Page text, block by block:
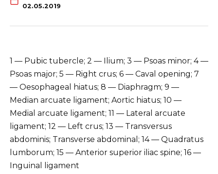
02.05.2019
1 — Pubic tubercle; 2 — Ilium; 3 — Psoas minor; 4 —
Psoas major; 5 — Right crus; 6 — Caval opening; 7
— Oesophageal hiatus; 8 — Diaphragm; 9 —
Median arcuate ligament; Aortic hiatus; 10 —
Medial arcuate ligament; 11 — Lateral arcuate
ligament; 12 — Left crus; 13 — Transversus
abdominis; Transverse abdominal; 14 — Quadratus
lumborum; 15 — Anterior superior iliac spine; 16 —
Inguinal ligament